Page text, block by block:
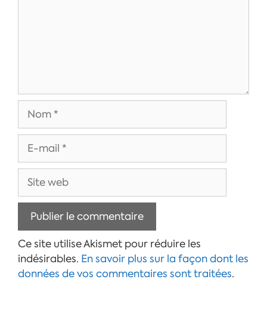
Nom
E-
mail
Site
web
Ce site utilise Akismet pour réduire les
indésirables. En savoir plus sur la façon dont les
données de vos commentaires sont traitées.